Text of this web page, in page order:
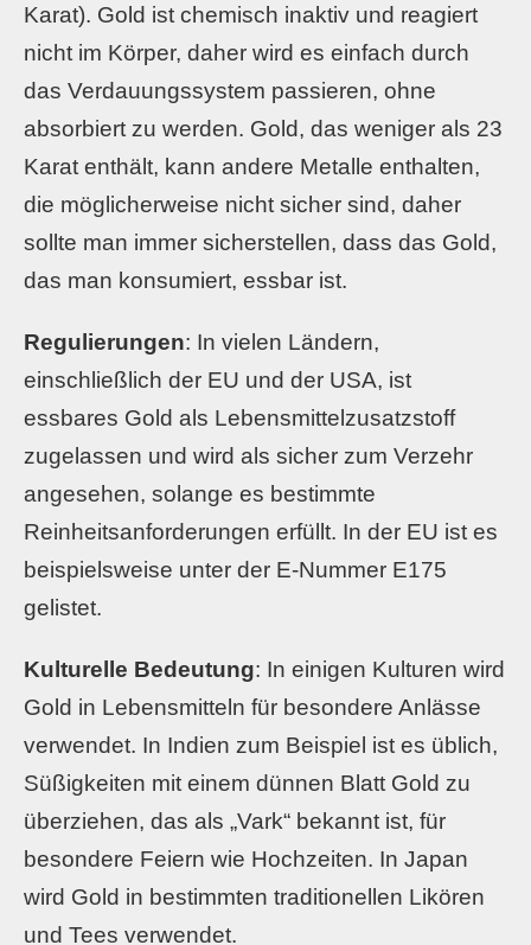
Karat). Gold ist chemisch inaktiv und reagiert
nicht im Körper, daher wird es einfach durch
das Verdauungssystem passieren, ohne
absorbiert zu werden. Gold, das weniger als 23
Karat enthält, kann andere Metalle enthalten,
die möglicherweise nicht sicher sind, daher
sollte man immer sicherstellen, dass das Gold,
das man konsumiert, essbar ist.
Regulierungen: In vielen Ländern,
einschließlich der EU und der USA, ist
essbares Gold als Lebensmittelzusatzstoff
zugelassen und wird als sicher zum Verzehr
angesehen, solange es bestimmte
Reinheitsanforderungen erfüllt. In der EU ist es
beispielsweise unter der E-Nummer E175
gelistet.
Kulturelle Bedeutung: In einigen Kulturen wird
Gold in Lebensmitteln für besondere Anlässe
verwendet. In Indien zum Beispiel ist es üblich,
Süßigkeiten mit einem dünnen Blatt Gold zu
überziehen, das als „Vark“ bekannt ist, für
besondere Feiern wie Hochzeiten. In Japan
wird Gold in bestimmten traditionellen Likören
und Tees verwendet.